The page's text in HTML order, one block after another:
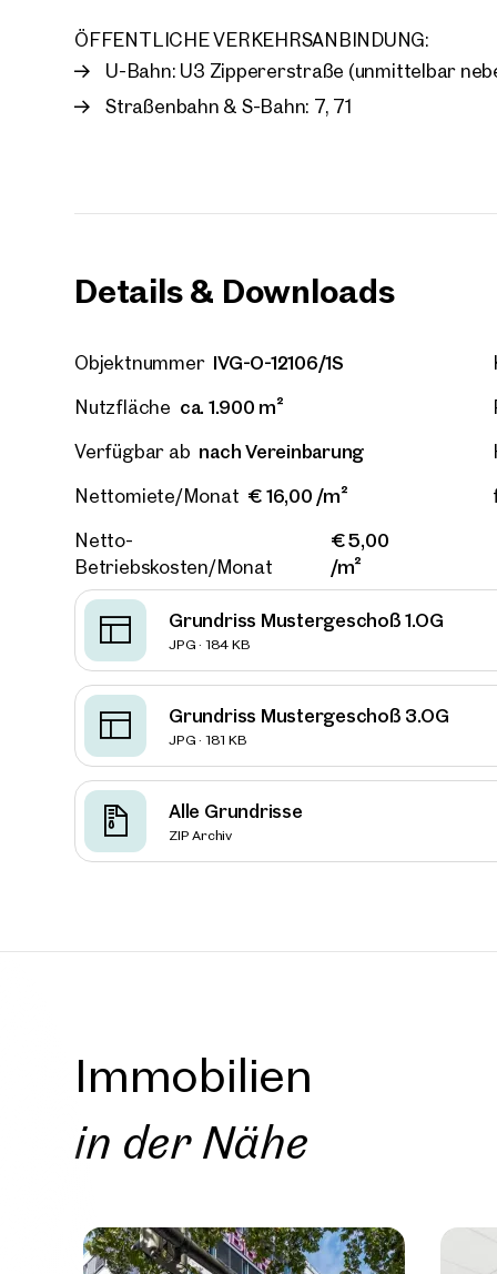
ÖFFENTLICHE VERKEHRSANBINDUNG:
U-Bahn: U3 Zippererstraße (unmittelbar
Straßenbahn & S-Bahn: 7, 71
Details & Downloads
Objektnummer IVG-O-12106/1S
Nutzfläche ca. 1.900 m²
Verfügbar ab nach Vereinbarung
Nettomiete/Monat € 16,00 /m²
Netto-
Betriebskosten/Monat
€ 5,00
/m²
Grundriss Mustergeschoß 1.OG
JPG · 184 KB
Grundriss Mustergeschoß 3.OG
JPG · 181 KB
Alle Grundrisse
ZIP Archiv
Ich
in
Immobilien
in der Nähe